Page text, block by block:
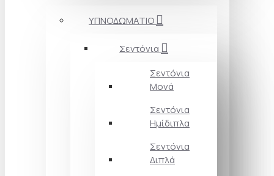
ΥΠΝΟΔΩΜΑΤΙΟ
Σεντόνια
Σεντόνια
Μονά
Σεντόνια
Ημίδιπλα
Σεντόνια
Διπλά